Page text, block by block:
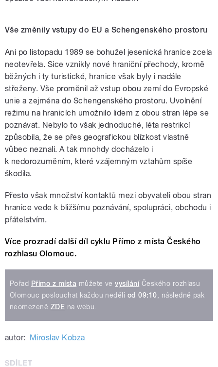
Vše změnily vstupy do EU a Schengenského prostoru
Ani po listopadu 1989 se bohužel jesenická hranice zcela
neotevřela. Sice vznikly nové hraniční přechody, kromě
běžných i ty turistické, hranice však byly i nadále
střeženy. Vše proměnil až vstup obou zemí do Evropské
unie a zejména do Schengenského prostoru. Uvolnění
režimu na hranicích umožnilo lidem z obou stran lépe se
poznávat. Nebylo to však jednoduché, léta restrikcí
způsobila, že se přes geografickou blízkost vlastně
vůbec neznali. A tak mnohdy docházelo i
k nedorozuměním, které vzájemným vztahům spíše
škodila.
Přesto však množství kontaktů mezi obyvateli obou stran
hranice vede k bližšímu poznávání, spolupráci, obchodu i
přátelstvím.
Více prozradí další díl cyklu Přímo z místa Českého
rozhlasu Olomouc.
Pořad Přímo z místa můžete vevysíláníČeského rozhlasu
Olomouc poslouchat každou neděli od 09:10 , následně pak
neomezeně ZDE na webu.
autor: Miroslav Kobza